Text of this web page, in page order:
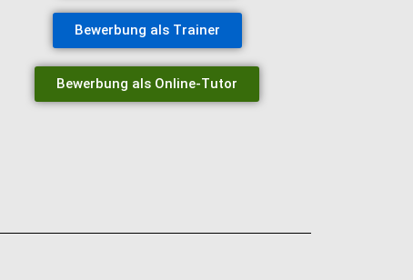
Bewerbung als Trainer
Bewerbung als Online-Tutor